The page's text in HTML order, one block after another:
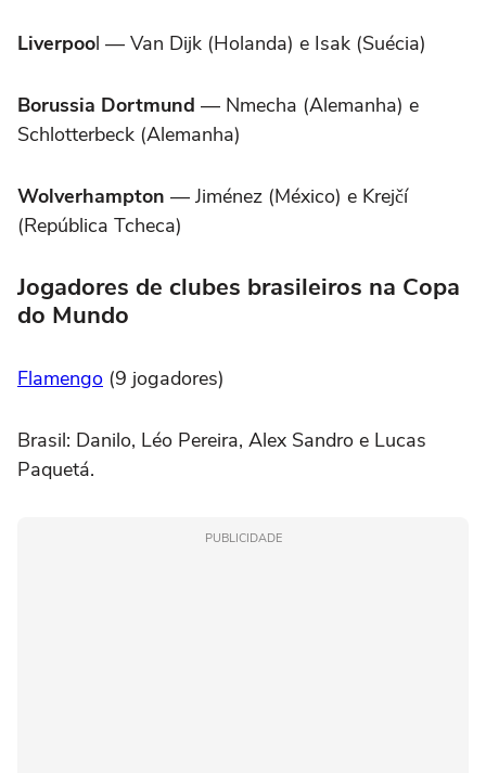
Liverpool — Van Dijk (Holanda) e Isak (Suécia)
Borussia Dortmund — Nmecha (Alemanha) e
Schlotterbeck (Alemanha)
Wolverhampton — Jiménez (México) e Krejčí
(República Tcheca)
Jogadores de clubes brasileiros na Copa
do Mundo
Flamengo (9 jogadores)
Brasil: Danilo, Léo Pereira, Alex Sandro e Lucas
Paquetá.
PUBLICIDADE